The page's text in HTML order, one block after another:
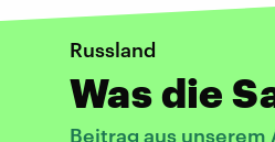
Russland
Was die
Beitrag aus unserem